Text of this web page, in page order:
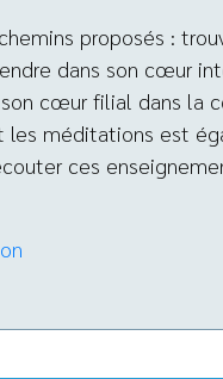
proposés :
dans son cœur
son cœur filial dans
les méditations est
ces